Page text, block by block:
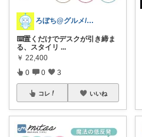
ろぼち@グルメ/キッチン雑貨
⌨️置くだけでデスクが引き締ま
る、スタイリ ...
￥ 22,400
0 0 3
コレ いいね